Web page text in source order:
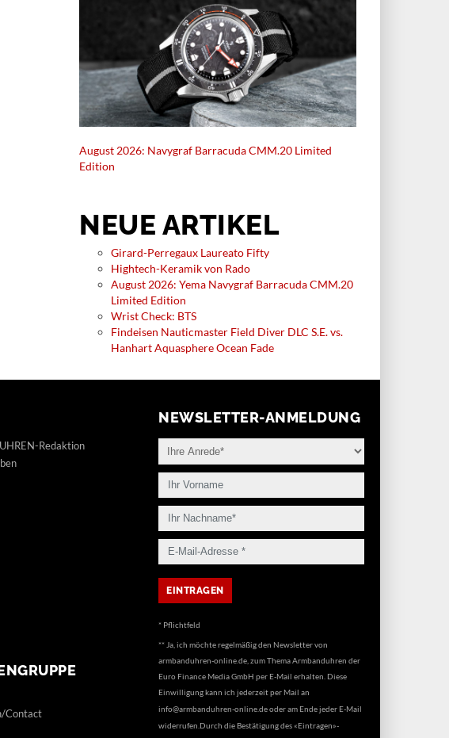
August 2026: Navygraf Barracuda CMM.20 Limited
Edition
NEUE ARTIKEL
Girard-Perregaux Laureato Fifty
Hightech-Keramik von Rado
August 2026: Yema Navygraf Barracuda CMM.20
Limited Edition
Wrist Check: BTS
Findeisen Nauticmaster Field Diver DLC S.E. vs.
Hanhart Aquasphere Ocean Fade
Redaktion
Contact
NEWSLETTER-ANMELDUNG
* Pflichtfeld
** Ja, ich möchte regelmäßig den Newsletter von
armbanduhren-online.de, zum Thema Armbanduhren der
Euro Finance Media GmbH per E-Mail erhalten. Diese
Einwilligung kann ich jederzeit per Mail an
info@armbanduhren-online.deoder am Ende jeder E-Mail
widerrufen.Durch die Bestätigung des «Eintragen»-